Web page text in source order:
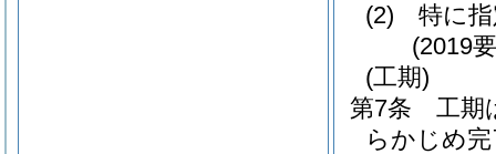
(2)
特に
(2019
(工期)
第7条
工期
らかじめ